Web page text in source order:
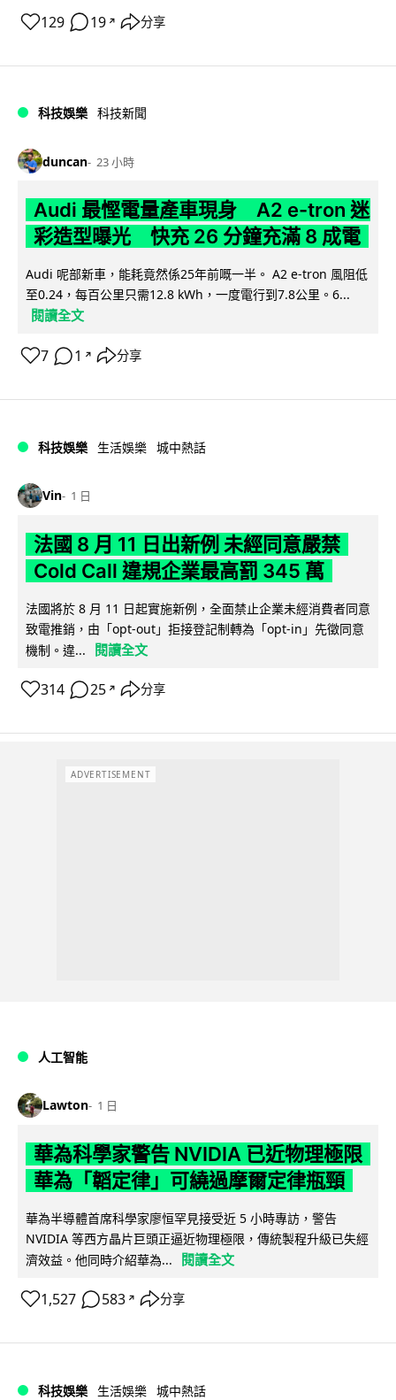
129 19 ↗ 分享
科技娛樂 科技新聞
duncan 23 小時
Audi 最慳電量產車現身 A2 e-tron 迷
彩造型曝光 快充 26 分鐘充滿 8 成電
Audi 呢部新車，能耗竟然係25年前嘅一半。 A2 e-tron 風阻低
至0.24，每百公里只需12.8 kWh，一度電行到7.8公里。6...
閱讀全文
7 1 ↗ 分享
科技娛樂 生活娛樂 城中熱話
Vin 1 日
法國 8 月 11 日出新例 未經同意嚴禁
Cold Call 違規企業最高罰 345 萬
法國將於 8 月 11 日起實施新例，全面禁止企業未經消費者同意
致電推銷，由「opt-out」拒接登記制轉為「opt-in」先徵同意
機制。違...
閱讀全文
314 25 ↗ 分享
ADVERTISEMENT
人工智能
Lawton 1 日
華為科學家警告 NVIDIA 已近物理極限
華為「韜定律」可繞過摩爾定律瓶頸
華為半導體首席科學家廖恒罕見接受近 5 小時專訪，警告
NVIDIA 等西方晶片巨頭正逼近物理極限，傳統製程升級已失經
濟效益。他同時介紹華為...
閱讀全文
1,527 583 ↗ 分享
科技娛樂 生活娛樂 城中熱話